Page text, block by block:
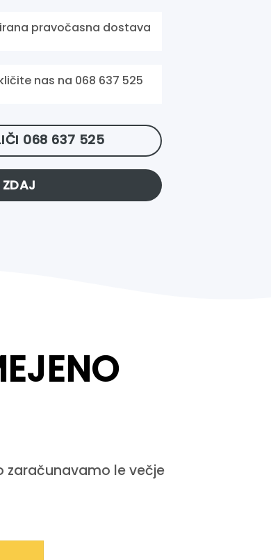
pravočasna dostava
nas na 068 637 525
068 637 525
zaračunavamo le večje